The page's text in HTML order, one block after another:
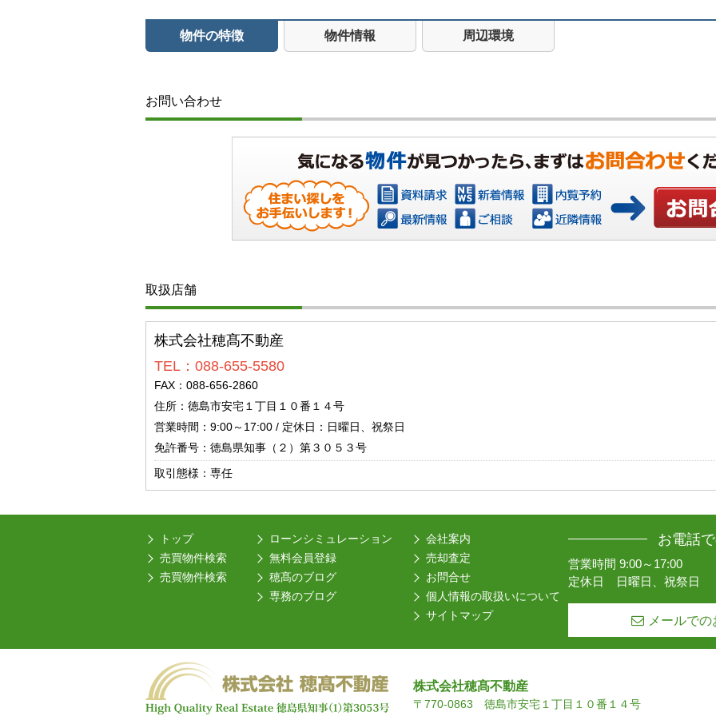
物件の特徴 物件情報 周辺環境
お問い合わせ
取扱店舗
株式会社穂髙不動産
TEL：088-655-5580
FAX：088-656-2860
住所：徳島市安宅１丁目１０番１４号
営業時間：9:00～17:00 / 定休日：日曜日、祝祭日
免許番号：徳島県知事（２）第３０５３号
取引態様：専任
トップ
売買物件検索
売買物件検索
ローンシミュレーション
無料会員登録
穂髙のブログ
専務のブログ
会社案内
売却査定
お問合せ
個人情報の取扱いについて
サイトマップ
お電話
営業時間 9:00～17:00
定休日 日曜日、祝祭日
メールで
株式会社穂髙不動産
〒770-0863 徳島市安宅１丁目１０番１４号